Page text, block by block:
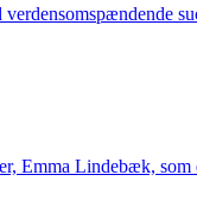
Emma Lindebæk,